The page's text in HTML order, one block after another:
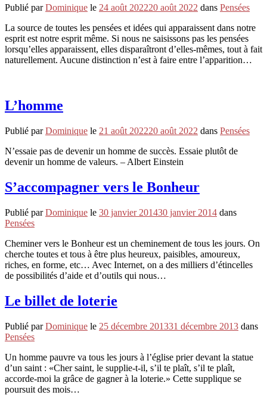
Publié parDominique le 24 août 202220 août 2022 dans Pensées
La source de toutes les pensées et idées qui apparaissent dans notre
esprit est notre esprit même. Si nous ne saisissons pas les pensées
lorsqu’elles apparaissent, elles disparaîtront d’elles-mêmes, tout à fait
naturellement. Aucune distinction n’est à faire entre l’apparition…
L’homme
Publié parDominique le 21 août 202220 août 2022 dans Pensées
N’essaie pas de devenir un homme de succès. Essaie plutôt de
devenir un homme de valeurs. – Albert Einstein
S’accompagner vers le Bonheur
Publié parDominique le 30 janvier 201430 janvier 2014 dans
Pensées
Cheminer vers le Bonheur est un cheminement de tous les jours. On
cherche toutes et tous à être plus heureux, paisibles, amoureux,
riches, en forme, etc… Avec Internet, on a des milliers d’étincelles
de possibilités d’aide et d’outils qui nous…
Le billet de loterie
Publié parDominique le 25 décembre 201331 décembre 2013 dans
Pensées
Un homme pauvre va tous les jours à l’église prier devant la statue
d’un saint : «Cher saint, le supplie-t-il, s’il te plaît, s’il te plaît,
accorde-moi la grâce de gagner à la loterie.» Cette supplique se
poursuit des mois…